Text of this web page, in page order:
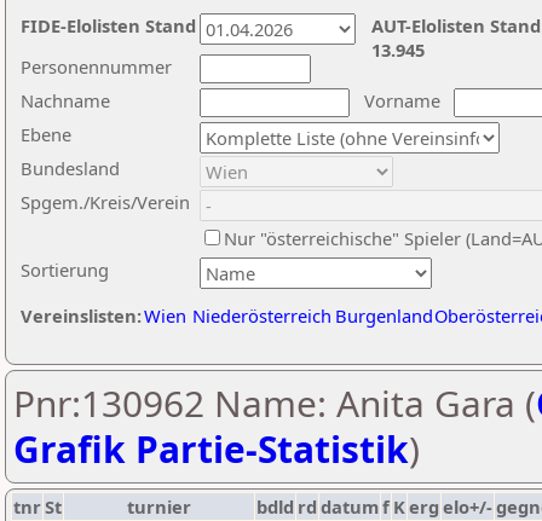
Nachname
Vorname
Ebene
Sortierung
Personennummer
Bundesland
Spgem./Kreis/Verein
Nur "österreichische" Spieler
Vereinslisten:Wien Niederösterreich Burgenland
AUT-Elolisten
13.945
FIDE-Elolisten Stand
Pnr:130962 Name: Anita Gara (
Grafik Partie-Statistik)
tnrSt turnier bdld rd datumf Kerg elo+/-